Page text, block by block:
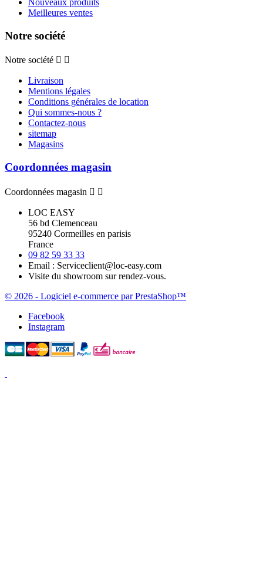
Nouveaux produits
Meilleures ventes
Notre société
Notre société  
Livraison
Mentions légales
Conditions générales de location
Qui sommes-nous ?
Contactez-nous
sitemap
Magasins
Coordonnées magasin
Coordonnées magasin  
LOC EASY
56 bd Clemenceau
95240 Cormeilles en parisis
France
09 82 59 33 33
Email : Serviceclient@loc-easy.com
Visite du showroom sur rendez-vous.
© 2026 - Logiciel e-commerce par PrestaShop™
Facebook
Instagram